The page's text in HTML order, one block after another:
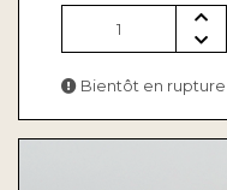
1
Bientôt en